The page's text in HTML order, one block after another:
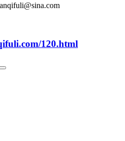
120.html